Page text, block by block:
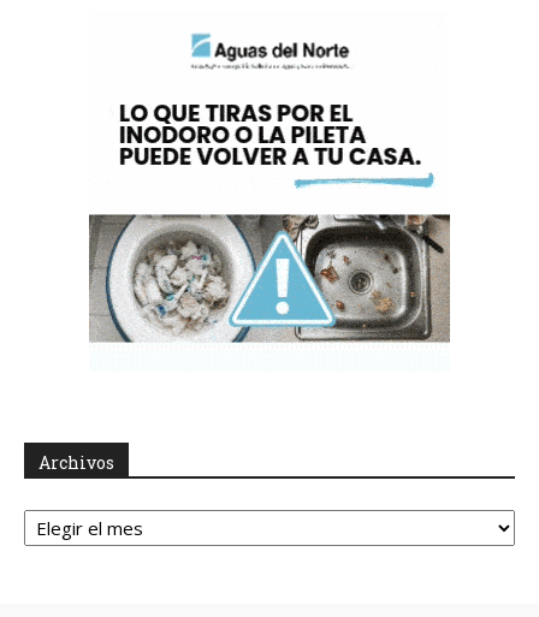
Archivos
Archivos